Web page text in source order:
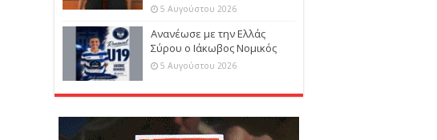
5 Αυγούστου 2026
Ανανέωσε με την Ελλάς
Σύρου ο Ιάκωβος Νομικός
5 Αυγούστου 2026